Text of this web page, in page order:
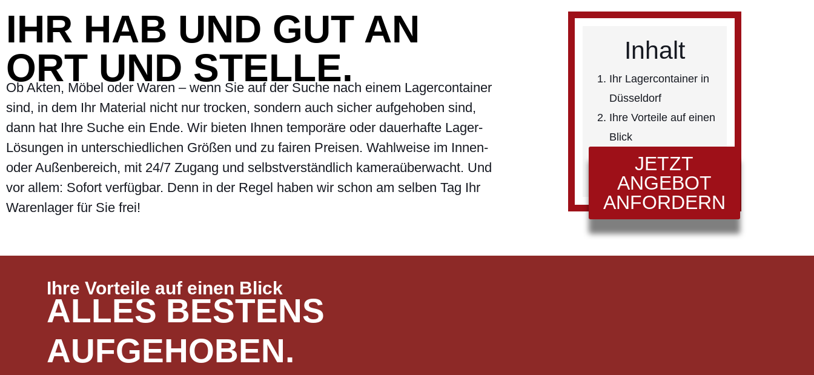
IHR HAB UND GUT AN
ORT UND STELLE.
Ob Akten, Möbel oder Waren – wenn Sie auf der Suche nach einem Lagercontainer
sind, in dem Ihr Material nicht nur trocken, sondern auch sicher aufgehoben sind,
dann hat Ihre Suche ein Ende. Wir bieten Ihnen temporäre oder dauerhafte Lager-
Lösungen in unterschiedlichen Größen und zu fairen Preisen. Wahlweise im Innen-
oder Außenbereich, mit 24/7 Zugang und selbstverständlich kameraüberwacht. Und
vor allem: Sofort verfügbar. Denn in der Regel haben wir schon am selben Tag Ihr
Warenlager für Sie frei!
Inhalt
Ihr Lagercontainer in
Düsseldorf
Ihre Vorteile auf einen
Blick
JETZT
ANGEBOT
ANFORDERN
Ihre Vorteile auf einen Blick
ALLES BESTENS
AUFGEHOBEN.